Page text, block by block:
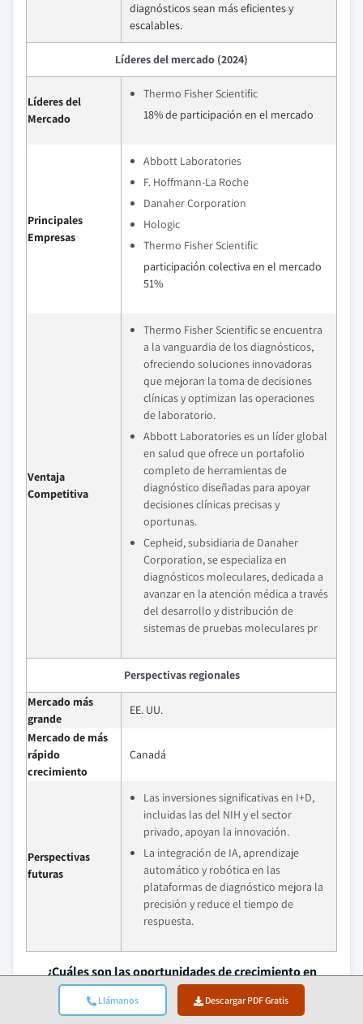
Llámanos Descargar PDF Gratis
diagnósticos sean más eficientes y
escalables.
Líderes del mercado (2024)
Líderes del
Mercado
Thermo Fisher Scientific
18% de participación en el mercado
Principales
Empresas
Abbott Laboratories
F. Hoffmann-La Roche
Danaher Corporation
Hologic
Thermo Fisher Scientific
participación colectiva en el mercado
51%
Ventaja
Competitiva
Thermo Fisher Scientific se encuentra
a la vanguardia de los diagnósticos,
ofreciendo soluciones innovadoras
que mejoran la toma de decisiones
clínicas y optimizan las operaciones
de laboratorio.
Abbott Laboratories es un líder global
en salud que ofrece un portafolio
completo de herramientas de
diagnóstico diseñadas para apoyar
decisiones clínicas precisas y
oportunas.
Cepheid, subsidiaria de Danaher
Corporation, se especializa en
diagnósticos moleculares, dedicada a
avanzar en la atención médica a través
del desarrollo y distribución de
sistemas de pruebas moleculares pr
Perspectivas regionales
Mercado más
grande
EE. UU.
Mercado de más
rápido
crecimiento
Canadá
Perspectivas
futuras
Las inversiones significativas en I+D,
incluidas las del NIH y el sector
privado, apoyan la innovación.
La integración de IA, aprendizaje
automático y robótica en las
plataformas de diagnóstico mejora la
precisión y reduce el tiempo de
respuesta.
¿Cuáles son las oportunidades de crecimiento en
este mercado?
Descargar PDF Gratis